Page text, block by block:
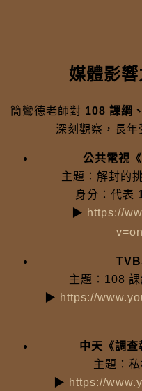
媒體影
簡鸞德老師對 108 課綱
深刻觀察，長年
公共電視
主題：解封的
身分：代表
▶ https://
主題：108
▶ https://
中天《調查
主題：
▶ https://